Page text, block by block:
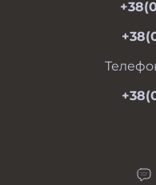
Связаться с нами